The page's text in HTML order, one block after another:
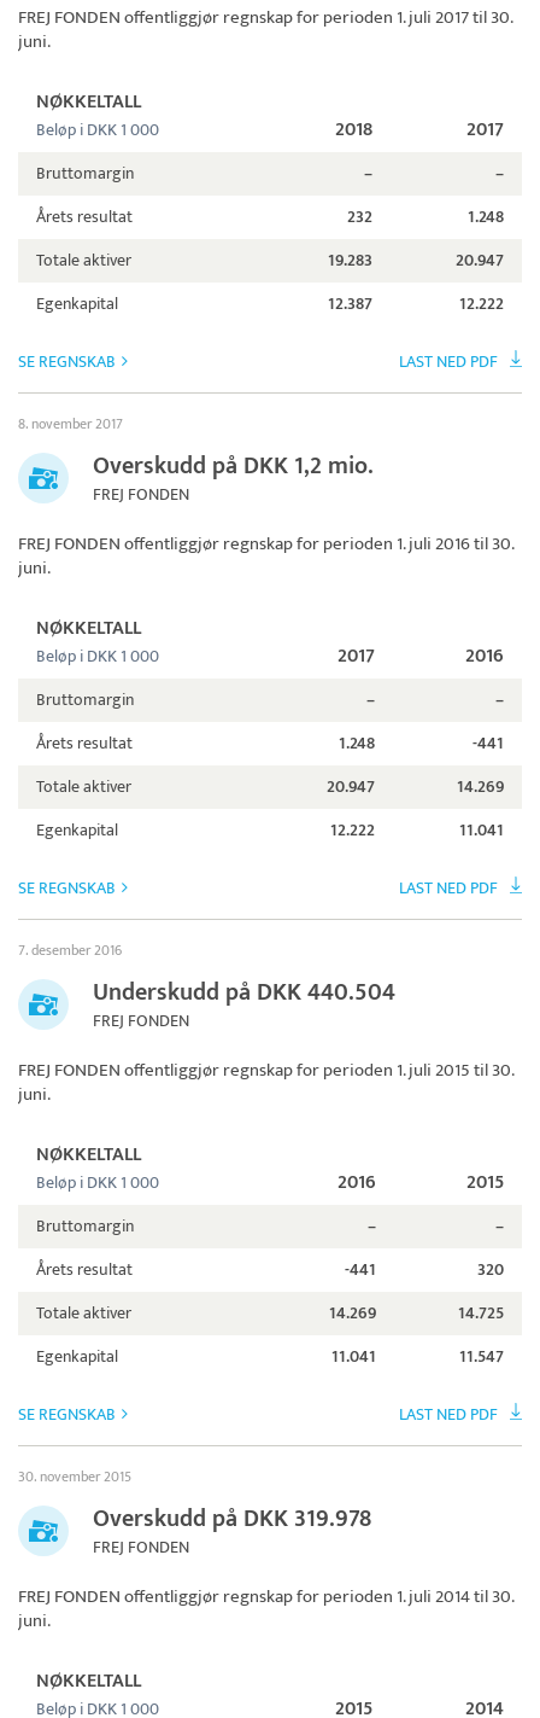
FREJ FONDENoffentliggjør regnskap for perioden 1. juli 2017 til 30.
juni.
NØKKELTALL
Beløp i DKK 1 000 2018 2017
Bruttomargin –
–
Årets resultat
232
1.248
Totale aktiver
19.283
20.947
Egenkapital
12.387 12.222
SE REGNSKAB LAST NED PDF
8. november 2017
Overskudd på DKK 1,2 mio.
FREJ FONDEN
FREJ FONDENoffentliggjør regnskap for perioden 1. juli 2016 til 30.
juni.
NØKKELTALL
Beløp i DKK 1 000 2017 2016
Bruttomargin –
–
Årets resultat
1.248
-441
Totale aktiver
20.947
14.269
Egenkapital
12.222 11.041
SE REGNSKAB LAST NED PDF
7. desember 2016
Underskudd på DKK 440.504
FREJ FONDEN
FREJ FONDENoffentliggjør regnskap for perioden 1. juli 2015 til 30.
juni.
NØKKELTALL
Beløp i DKK 1 000 2016 2015
Bruttomargin –
–
Årets resultat
-441
320
Totale aktiver
14.269
14.725
Egenkapital
11.041 11.547
SE REGNSKAB LAST NED PDF
30. november 2015
Overskudd på DKK 319.978
FREJ FONDEN
FREJ FONDENoffentliggjør regnskap for perioden 1. juli 2014 til 30.
juni.
NØKKELTALL
Beløp i DKK 1 000 2015 2014